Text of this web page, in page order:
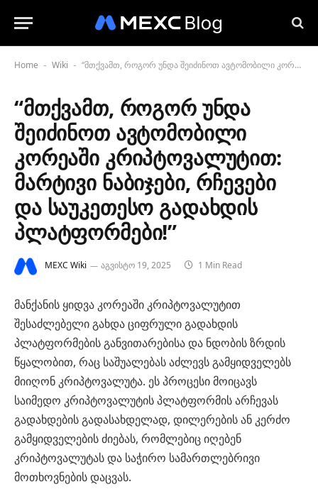
Home - Wiki - “მთქვამთ, როგორ უნდა შეიძინოთ ავტომობილი კორეაში კრიპტოვალუტით: მარტივი ნაბიჯები, რჩევები და საუკეთესო გადახდის პლატფორმები!”
“მთქვამთ, როგორ უნდა
შეიძინოთ ავტომობილი
კორეაში კრიპტოვალუტით:
მარტივი ნაბიჯები, რჩევები
და საუკეთესო გადახდის
პლატფორმები!”
MEXC Wiki აგვისტო 19, 2025 1 Min Read
მანქანის ყიდვა კორეაში კრიპტოვალუტით
შესაძლებელი გახდა ციფრული გადახდის
პლატფორმების განვითარებისა და ნდობის ზრდის
წყალობით, რაც საშუალებას აძლევს გამყიდველებს
მიიღონ კრიპტოვალუტა. ეს პროცესი მოიცავს
საიმედო კრიპტოვალუტის პლატფორმის არჩევას
გადახდების გადასახდელად, დილერების ან კერძო
გამყიდველების ძიებას, რომლებიც იღებენ
კრიპტოვალუტას და საჭირო სამართლებრივი
მოთხოვნების დაცვას.